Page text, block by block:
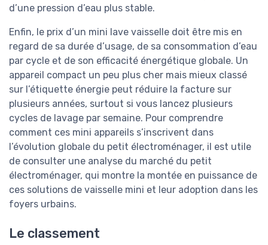
d’une pression d’eau plus stable.
Enfin, le prix d’un mini lave vaisselle doit être mis en
regard de sa durée d’usage, de sa consommation d’eau
par cycle et de son efficacité énergétique globale. Un
appareil compact un peu plus cher mais mieux classé
sur l’étiquette énergie peut réduire la facture sur
plusieurs années, surtout si vous lancez plusieurs
cycles de lavage par semaine. Pour comprendre
comment ces mini appareils s’inscrivent dans
l’évolution globale du petit électroménager, il est utile
de consulter une analyse du marché du petit
électroménager, qui montre la montée en puissance de
ces solutions de vaisselle mini et leur adoption dans les
foyers urbains.
Le classement